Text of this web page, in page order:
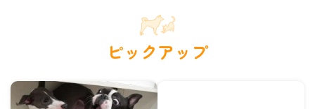
ピックアップ